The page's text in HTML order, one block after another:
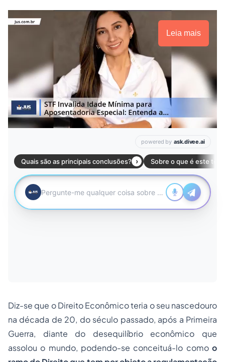
Leia mais
Diz-se que o Direito Econômico teria o seu nascedouro
na década de 20, do século passado, após a Primeira
Guerra, diante do desequilíbrio econômico que
assolou o mundo, podendo-se conceituá-lo como o